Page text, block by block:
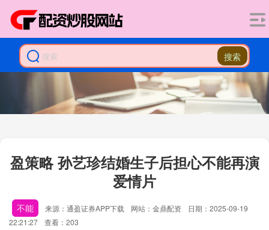
搜索
盈策略 孙艺珍结婚生子后担心不能再演
爱情片
不能 来源：通盈证券APP下载 网站：金鼎配资
日期：2025-09-19
22:21:27
查看：203